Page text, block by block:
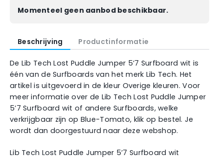
Momenteel geen aanbod beschikbaar.
Beschrijving Productinformatie
De Lib Tech Lost Puddle Jumper 5’7 Surfboard wit is
één van de Surfboards van het merk Lib Tech. Het
artikel is uitgevoerd in de kleur Overige kleuren. Voor
meer informatie over de Lib Tech Lost Puddle Jumper
5’7 Surfboard wit of andere Surfboards, welke
verkrijgbaar zijn op Blue-Tomato, klik op bestel. Je
wordt dan doorgestuurd naar deze webshop.
Lib Tech Lost Puddle Jumper 5’7 Surfboard wit